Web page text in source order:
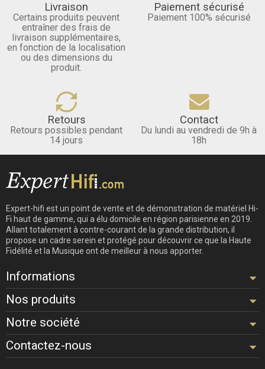
Livraison
Certains produits peuvent
entraîner des frais de
livraison supplémentaires,
en fonction de la localisation
ou des dimensions du
produit.
Paiement sécurisé
Paiement 100% sécurisé
Retours
Retours possibles pendant
14 jours
Contact
Du lundi au vendredi de 9h à
18h
Expert-hifi est un point de vente et de démonstration de matériel Hi-
Fi haut de gamme, qui a élu domicile en région parisienne en 2019.
Allant totalement à contre-courant de la grande distribution, il
propose un cadre serein et protégé pour découvrir ce que la Haute
Fidélité et la Musique ont de meilleur à nous apporter.
Informations
Nos produits
Notre société
Contactez-nous